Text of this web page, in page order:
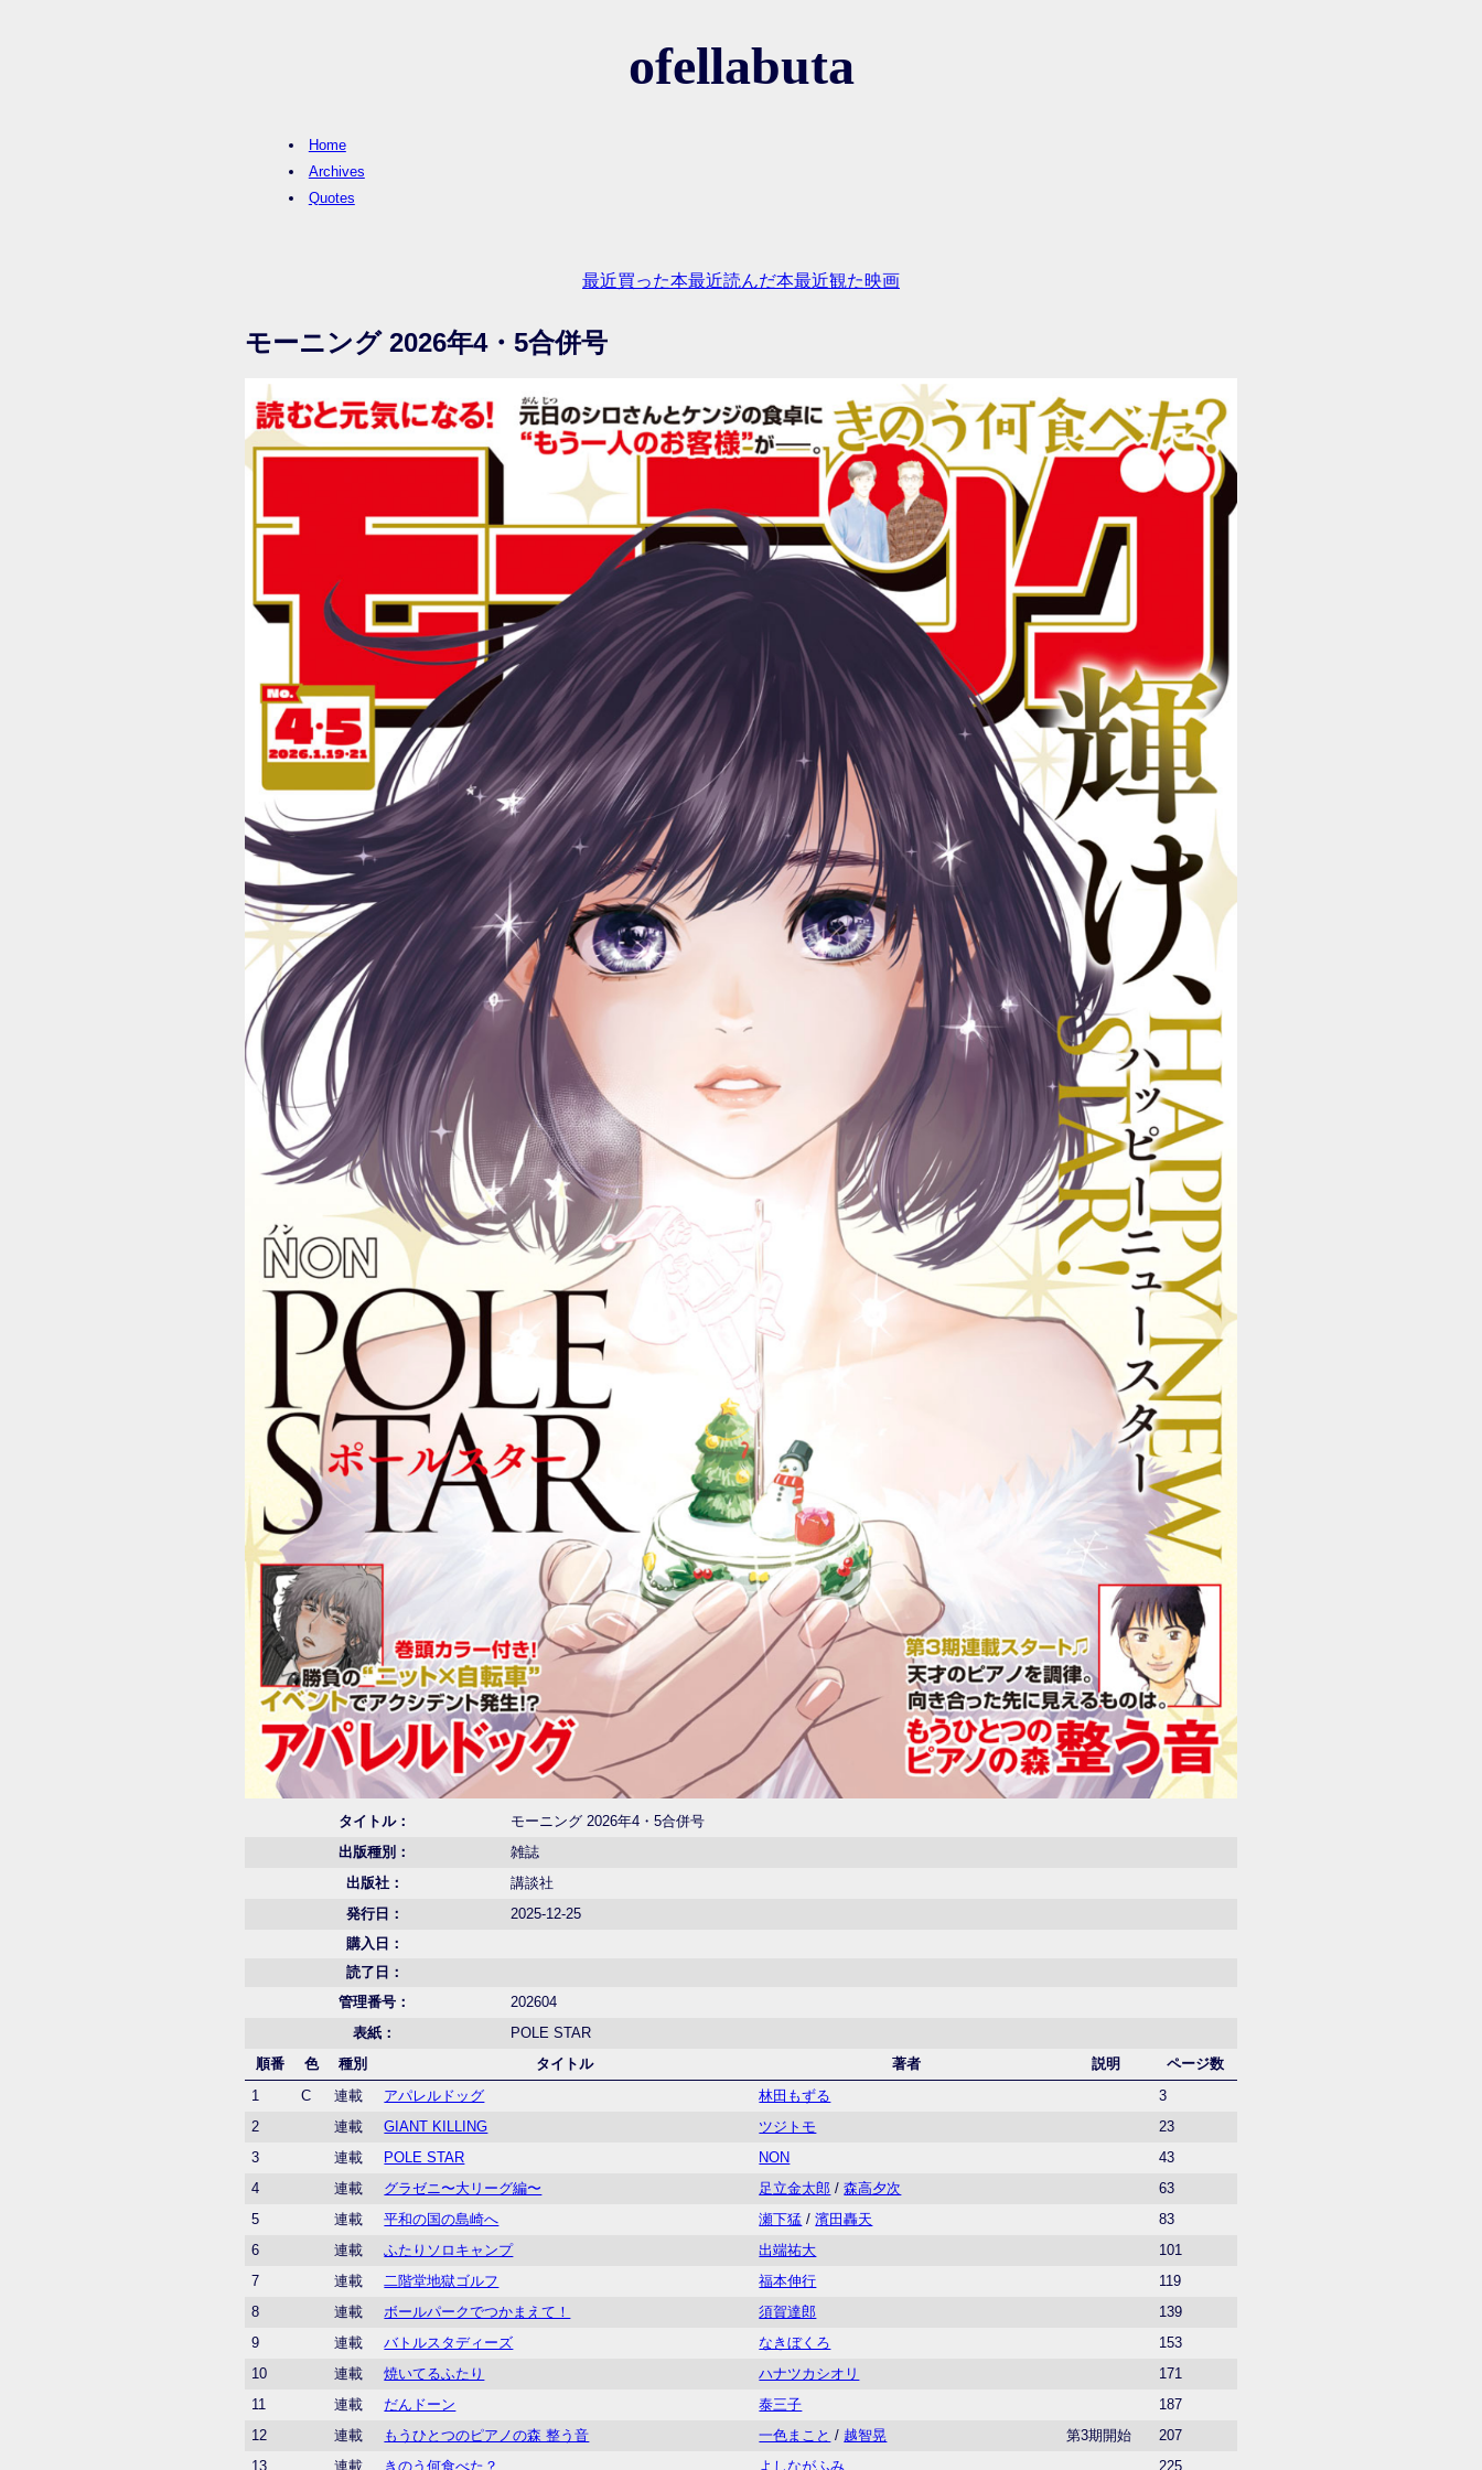
ofellabuta
Home
Archives
Quotes
最近買った本最近読んだ本最近観た映画
モーニング 2026年4・5合併号
タイトル：
モーニング 2026年4・5合併号
出版種別：
雑誌
出版社：
講談社
発行日：
2025-12-25
購入日：
読了日：
管理番号：
202604
表紙：
POLE STAR
順番
色 種別 タイトル 著者 説明
ページ数
1
C 連載 アパレルドッグ 林田もずる
3
2
連載 GIANT KILLING ツジトモ
23
3
連載 POLE STAR NON
43
4
連載 グラゼニ〜大リーグ編〜 足立金太郎 /森高夕次
63
5
連載 平和の国の島崎へ 瀬下猛 /濱田轟天
83
6
連載 ふたりソロキャンプ 出端祐大
101
7
連載 二階堂地獄ゴルフ 福本伸行
119
8
連載 ボールパークでつかまえて！ 須賀達郎
139
9
連載 バトルスタディーズ なきぼくろ
153
10
連載 焼いてるふたり ハナツカシオリ
171
11
連載 だんドーン 泰三子
187
12
連載 もうひとつのピアノの森 整う音 一色まこと / 越智晃 第3期開始
207
13
連載 きのう何食べた？ よしながふみ 225